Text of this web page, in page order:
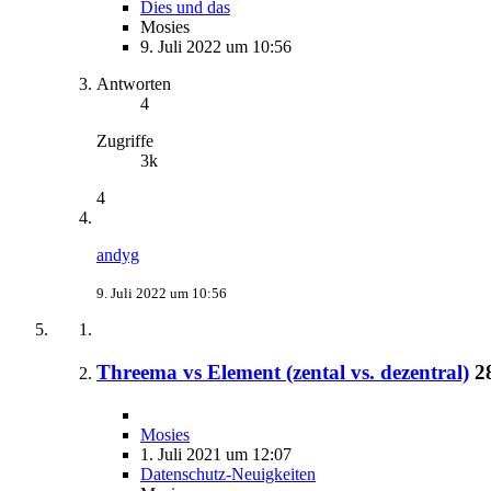
Dies und das
Mosies
9. Juli 2022 um 10:56
Antworten
4
Zugriffe
3k
4
andyg
9. Juli 2022 um 10:56
Threema vs Element (zental vs. dezentral)
Mosies
1. Juli 2021 um 12:07
Datenschutz-Neuigkeiten